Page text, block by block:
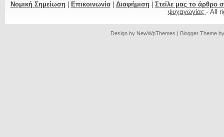
Νομική Σημείωση| Επικοινωνία| Διαφήμιση| Στείλε μας το άρθρο
ψυχαγωγίας - All
Design by NewWpThemes | Blogger Theme